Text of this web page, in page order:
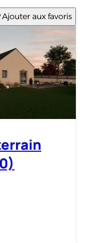
Ajouter aux favoris